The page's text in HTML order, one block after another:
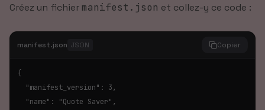
Créez un fichier manifest.json et collez-y ce code :
manifest.json JSON Copier
{
  "manifest_version": 3,
  "name": "Quote Saver",